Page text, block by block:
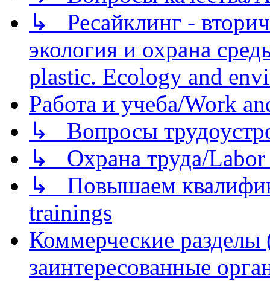
↳ Ресайклинг -
экология и охрана
plastic. Ecology and
Работа и учеба/Work
↳ Вопросы
↳ Охрана труда/Labor
↳ Повышаем
trainings
Коммерческие
заинтересованные